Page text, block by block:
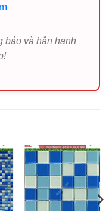
báo và hân hạnh